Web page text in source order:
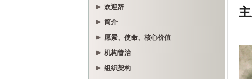
欢迎辞
简介
愿景、使命、核心价值
机构管治
组织架构